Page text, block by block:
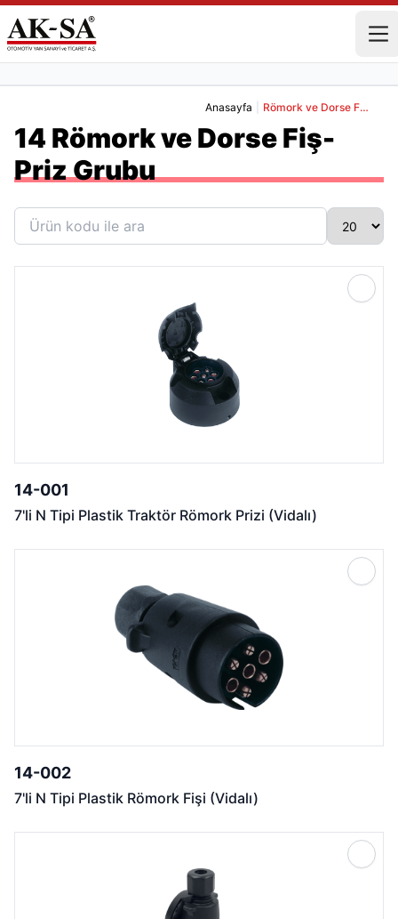
Anasayfa Römork ve Dorse Fiş-Priz Grubu
14 Römork ve Dorse Fiş-
Priz Grubu
14-001
7'li N Tipi Plastik Traktör Römork Prizi (Vidalı)
14-002
7'li N Tipi Plastik Römork Fişi (Vidalı)